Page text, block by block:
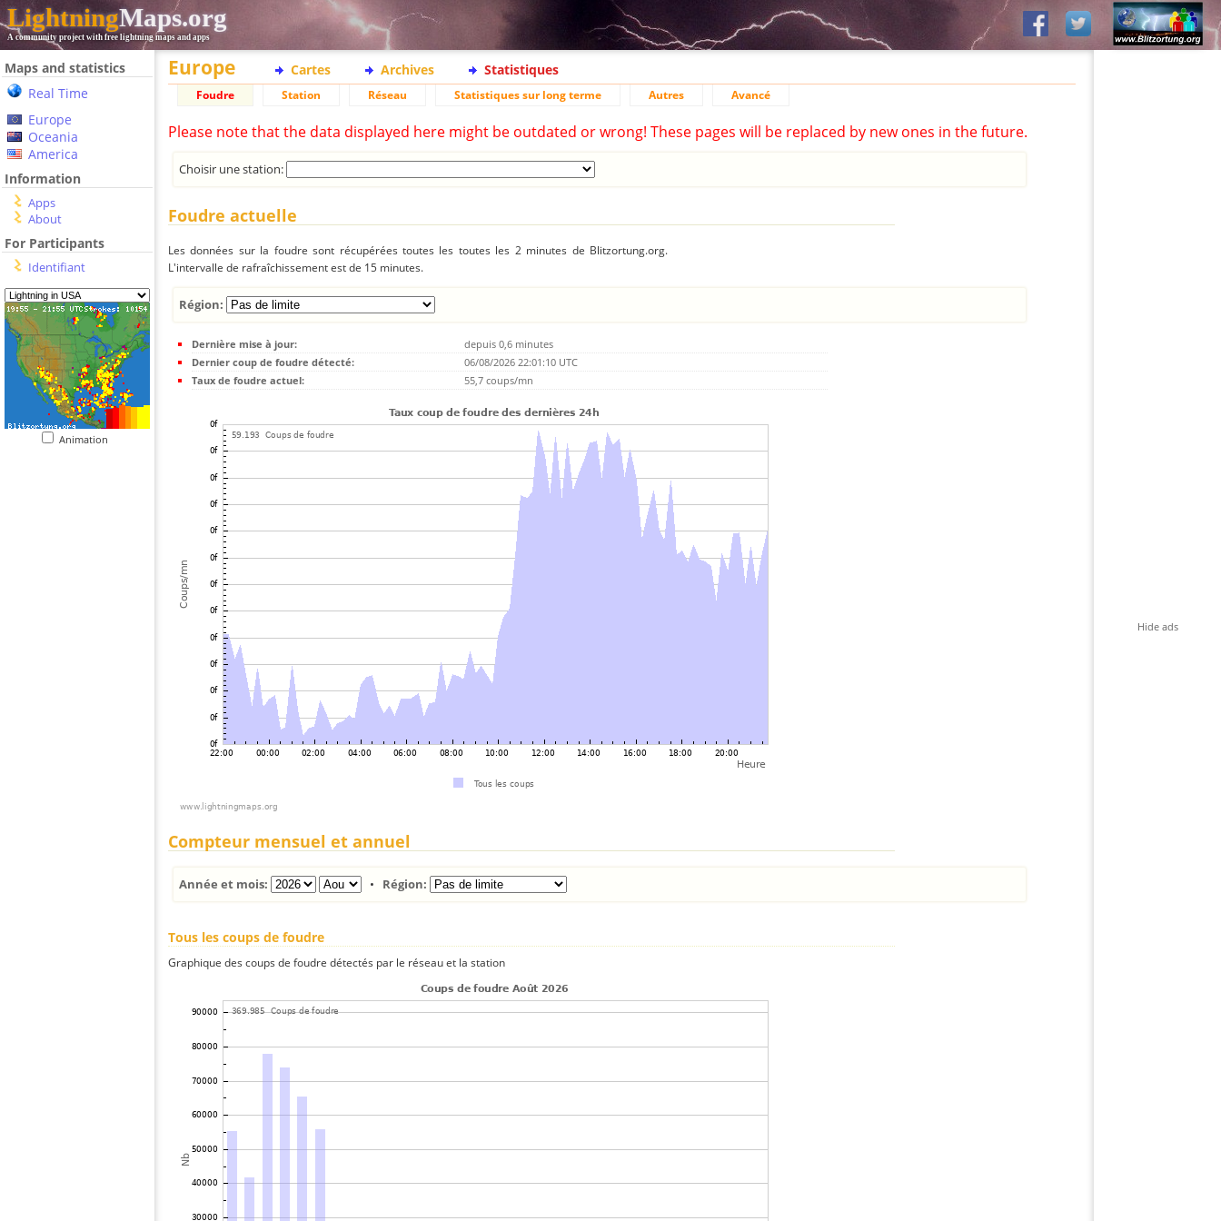
LightningMaps.org
A community project with free lightning maps and apps
Maps and statistics
Real Time
Europe
Oceania
America
Information
Apps
About
For Participants
Identifiant
Animation
Europe Cartes Archives Statistiques
Foudre Station Réseau Statistiques sur long terme Autres Avancé
Please note that the data displayed here might be outdated or wrong! These pages will be replaced by new ones in the future.
Choisir une station:
Foudre actuelle
Les données sur la foudre sont récupérées toutes les toutes les 2 minutes de Blitzortung.org.
L'intervalle de rafraîchissement est de 15 minutes.
Région:
Dernière mise à jour:
depuis 0,6 minutes
Dernier coup de foudre détecté:
06/08/2026 22:01:10 UTC
Taux de foudre actuel:
55,7 coups/mn
Compteur mensuel et annuel
Année et mois: • Région:
Tous les coups de foudre
Graphique des coups de foudre détectés par le réseau et la station
Hide ads